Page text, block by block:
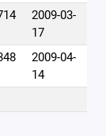
2009-03-
17
2009-04-
14